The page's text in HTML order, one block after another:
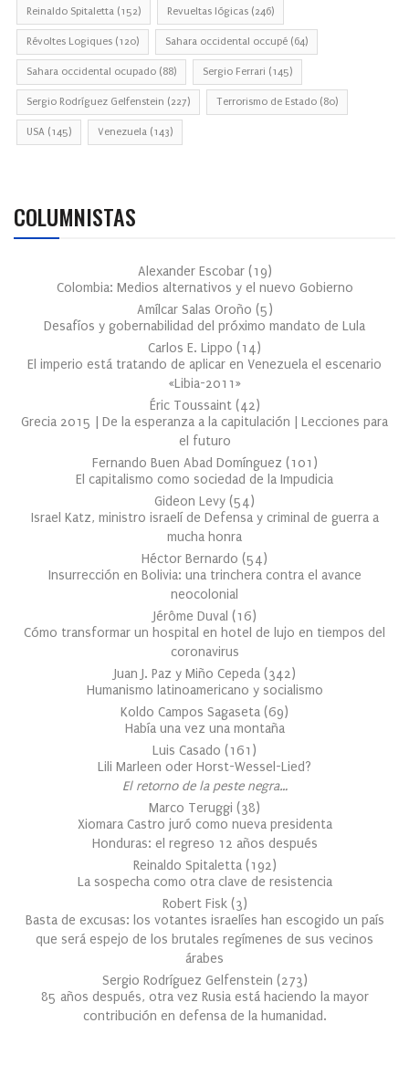
Reinaldo Spitaletta (152) Revueltas lógicas (246)
Révoltes Logiques (120) Sahara occidental occupé (64)
Sahara occidental ocupado (88) Sergio Ferrari (145)
Sergio Rodríguez Gelfenstein (227) Terrorismo de Estado (80)
USA (145) Venezuela (143)
COLUMNISTAS
Alexander Escobar (19)
Colombia: Medios alternativos y el nuevo Gobierno
Amílcar Salas Oroño (5)
Desafíos y gobernabilidad del próximo mandato de Lula
Carlos E. Lippo (14)
El imperio está tratando de aplicar en Venezuela el escenario
«Libia-2011»
Éric Toussaint (42)
Grecia 2015 | De la esperanza a la capitulación | Lecciones para
el futuro
Fernando Buen Abad Domínguez (101 )
El capitalismo como sociedad de la Impudicia
Gideon Levy (54)
Israel Katz, ministro israelí de Defensa y criminal de guerra a
mucha honra
Héctor Bernardo (54)
Insurrección en Bolivia: una trinchera contra el avance
neocolonial
Jérôme Duval (16)
Cómo transformar un hospital en hotel de lujo en tiempos del
coronavirus
Juan J. Paz y Miño Cepeda (342)
Humanismo latinoamericano y socialismo
Koldo Campos Sagaseta (69)
Había una vez una montaña
Luis Casado (161 )
Lili Marleen oder Horst-Wessel-Lied?
El retorno de la peste negra…
Marco Teruggi (38)
Xiomara Castro juró como nueva presidenta
Honduras: el regreso 12 años después
Reinaldo Spitaletta (192)
La sospecha como otra clave de resistencia
Robert Fisk (3)
Basta de excusas: los votantes israelíes han escogido un país
que será espejo de los brutales regímenes de sus vecinos
árabes
Sergio Rodríguez Gelfenstein (273)
85 años después, otra vez Rusia está haciendo la mayor
contribución en defensa de la humanidad.